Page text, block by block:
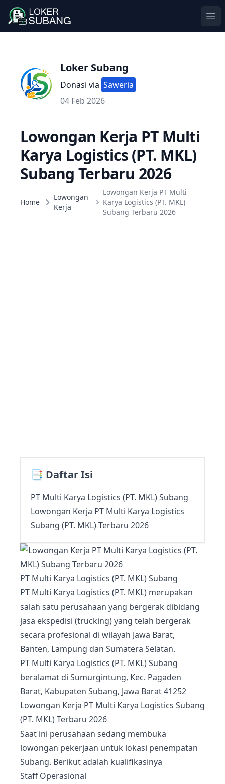
Loker Subang
Donasi via Saweria
04 Feb 2026
Lowongan Kerja PT Multi
Karya Logistics (PT. MKL)
Subang Terbaru 2026
Home
Lowongan
Kerja
Lowongan Kerja PT Multi
Karya Logistics (PT. MKL)
Subang Terbaru 2026
📑 Daftar Isi
PT Multi Karya Logistics (PT. MKL) Subang
Lowongan Kerja PT Multi Karya Logistics
Subang (PT. MKL) Terbaru 2026
PT Multi Karya Logistics (PT. MKL) Subang
PT Multi Karya Logistics (PT. MKL) merupakan
salah satu perusahaan yang bergerak dibidang
jasa ekspedisi (trucking) yang telah bergerak
secara profesional di wilayah Jawa Barat,
Banten, Lampung dan Sumatera Selatan.
PT Multi Karya Logistics (PT. MKL) Subang
beralamat di Sumurgintung, Kec. Pagaden
Barat, Kabupaten Subang, Jawa Barat 41252
Lowongan Kerja PT Multi Karya Logistics Subang
(PT. MKL) Terbaru 2026
Saat ini perusahaan sedang membuka
lowongan pekerjaan untuk lokasi penempatan
Subang. Berikut adalah kualifikasinya
Staff Operasional